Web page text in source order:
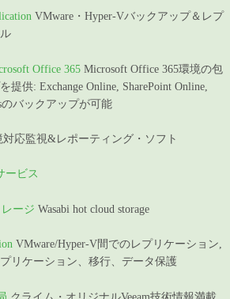
VMware・Hyper-Vバックアップ＆レプ
Office 365 Microsoft Office 365環境の包
提供: Exchange Online, SharePoint Online,
のバックアップが可能
対応監視&レポーティング・ソフト
ービス
ージ Wasabi hot cloud storage
VMware/Hyper-V間でのレプリケーション,
リケーション、移行、データ保護